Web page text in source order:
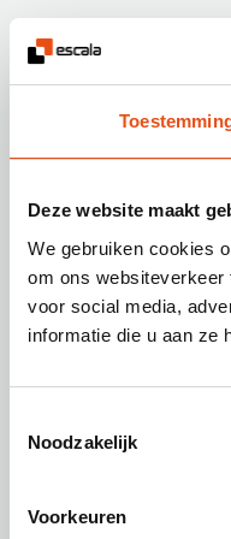
Deze website maakt
We gebruiken cookies
om ons
voor social media,
informatie die u aan ze
Noodzakelijk
Voorkeuren
Spoorwegstraat
+32 (0)78 35 36 38
info@escala.be
Onze diensten